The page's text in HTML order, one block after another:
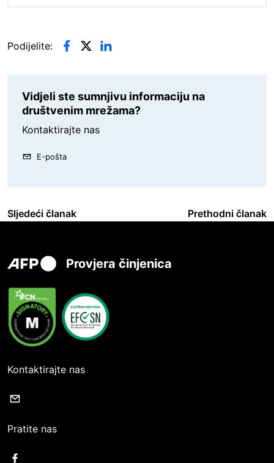
Podijelite:
Vidjeli ste sumnjivu informaciju na
društvenim mrežama?
Kontaktirajte nas
E-pošta
Sljedeći članak Prethodni članak
Provjera činjenica
Kontaktirajte nas
Pratite nas